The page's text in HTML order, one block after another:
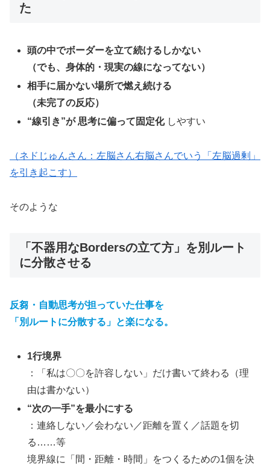
た
頭の中でボーダーを立て続けるしかない
（でも、身体的・現実の線になってない）
相手に届かない場所で燃え続ける
（未完了の反応）
“線引き”が 思考に偏って固定化しやすい
（ネドじゅんさん：左脳さん右脳さんでいう「左脳過剰」
を引き起こす）
そのような
「不器用なBordersの立て方」を別ルート
に分散させる
反芻・自動思考が担っていた仕事を
「別ルートに分散する」と楽になる。
1行境界
：「私は〇〇を許容しない」だけ書いて終わる（理
由は書かない）
“次の一手”を最小にする
：連絡しない／会わない／距離を置く／話題を切
る……等
境界線に「間・距離・時間」をつくるための1個を決